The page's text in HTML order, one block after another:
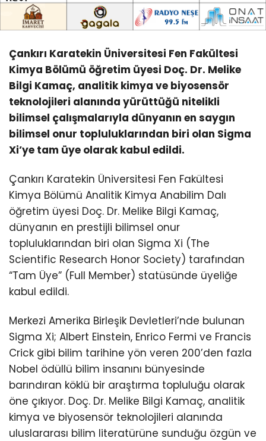
Çankırı Karatekin Üniversitesi Fen Fakültesi
Kimya Bölümü öğretim üyesi Doç. Dr. Melike
Bilgi Kamaç, analitik kimya ve biyosensör
teknolojileri alanında yürüttüğü nitelikli
bilimsel çalışmalarıyla dünyanın en saygın
bilimsel onur topluluklarından biri olan Sigma
Xi’ye tam üye olarak kabul edildi.
Çankırı Karatekin Üniversitesi Fen Fakültesi
Kimya Bölümü Analitik Kimya Anabilim Dalı
öğretim üyesi Doç. Dr. Melike Bilgi Kamaç,
dünyanın en prestijli bilimsel onur
topluluklarından biri olan Sigma Xi (The
Scientific Research Honor Society) tarafından
“Tam Üye” (Full Member) statüsünde üyeliğe
kabul edildi.
Merkezi Amerika Birleşik Devletleri’nde bulunan
Sigma Xi; Albert Einstein, Enrico Fermi ve Francis
Crick gibi bilim tarihine yön veren 200’den fazla
Nobel ödüllü bilim insanını bünyesinde
barındıran köklü bir araştırma topluluğu olarak
öne çıkıyor. Doç. Dr. Melike Bilgi Kamaç, analitik
kimya ve biyosensör teknolojileri alanında
uluslararası bilim literatürüne sunduğu özgün ve